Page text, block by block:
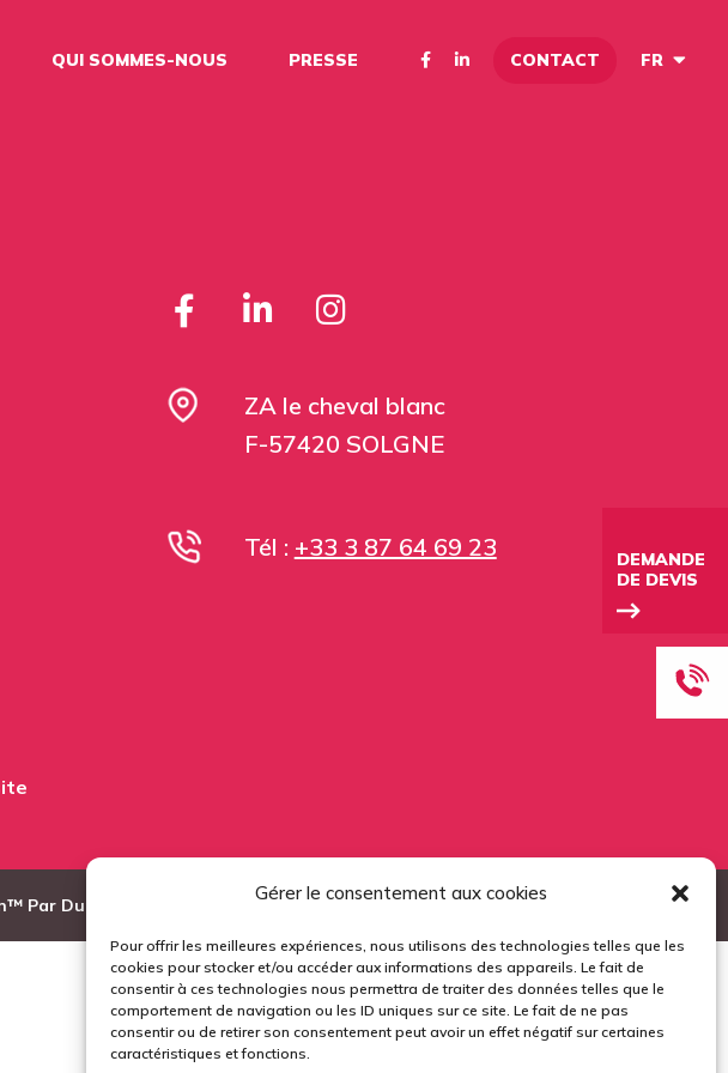
Gérer le consentement aux cookies
Pour offrir les meilleures expériences, nous utilisons des technologies telles que les
cookies pour stocker et/ou accéder aux informations des appareils. Le fait de
consentir à ces technologies nous permettra de traiter des données telles que le
comportement de navigation ou les ID uniques sur ce site. Le fait de ne pas
consentir ou de retirer son consentement peut avoir un effet négatif sur certaines
caractéristiques et fonctions.
QUI SOMMES-NOUS PRESSE CONTACT FR
DEMANDE
DE DEVIS
ZA le cheval blanc
F-57420 SOLGNE
Tél : +33 3 87 64 69 23
Par Dupont de Nemours™ sous le n°0117